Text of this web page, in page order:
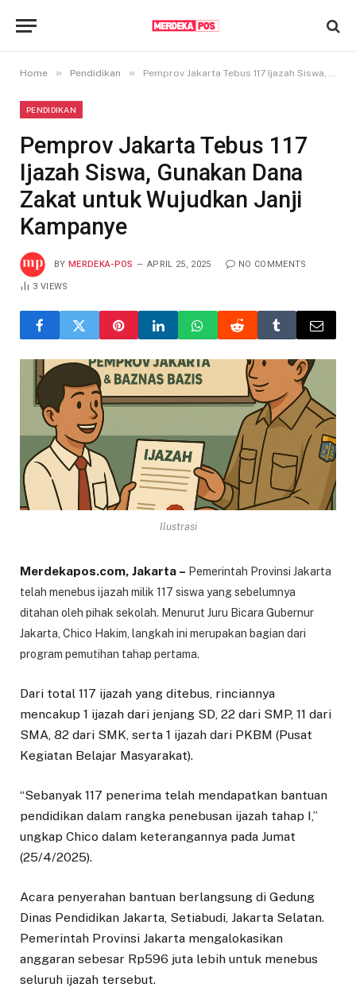
Home » Pendidikan » Pemprov Jakarta Tebus 117 Ijazah Siswa, Gunakan Dana Zakat untuk Wujudkan Janji Kampanye
PENDIDIKAN
Pemprov Jakarta Tebus 117
Ijazah Siswa, Gunakan Dana
Zakat untuk Wujudkan Janji
Kampanye
BY MERDEKA-POS APRIL 25, 2025 NO COMMENTS
3VIEWS
Ilustrasi
Merdekapos.com, Jakarta – Pemerintah Provinsi Jakarta
telah menebus ijazah milik 117 siswa yang sebelumnya
ditahan oleh pihak sekolah. Menurut Juru Bicara Gubernur
Jakarta, Chico Hakim, langkah ini merupakan bagian dari
program pemutihan tahap pertama.
Dari total 117 ijazah yang ditebus, rinciannya
mencakup 1 ijazah dari jenjang SD, 22 dari SMP, 11 dari
SMA, 82 dari SMK, serta 1 ijazah dari PKBM (Pusat
Kegiatan Belajar Masyarakat).
“Sebanyak 117 penerima telah mendapatkan bantuan
pendidikan dalam rangka penebusan ijazah tahap I,”
ungkap Chico dalam keterangannya pada Jumat
(25/4/2025).
Acara penyerahan bantuan berlangsung di Gedung
Dinas Pendidikan Jakarta, Setiabudi, Jakarta Selatan.
Pemerintah Provinsi Jakarta mengalokasikan
anggaran sebesar Rp596 juta lebih untuk menebus
seluruh ijazah tersebut.